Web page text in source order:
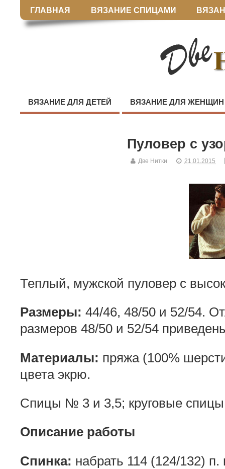
ГЛАВНАЯ ВЯЗАНИЕ СПИЦАМИ
ВЯЗАНИЕ ДЛЯ ДЕТЕЙ ВЯЗАНИЕ ДЛЯ ЖЕНЩИН
Пуловер с
Две Нитки 21.01.2015
Теплый, мужской пуловер с
Размеры: 44/46, 48/50 и 52/54.
размеров 48/50 и 52/54
Материалы: пряжа (100%
цвета экрю.
Спицы № 3 и 3,5; круговые
Описание работы
Спинка: набрать 114 (124/132)